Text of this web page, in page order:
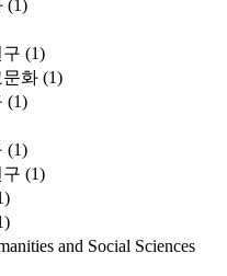
(1)
(1)
문화 (1)
(1)
(1)
(1)
and Social Sciences